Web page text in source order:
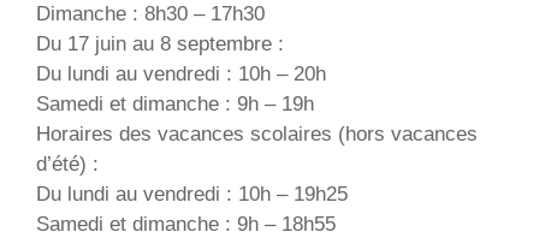
Dimanche : 8h30 – 17h30
Du 17 juin au 8 septembre :
Du lundi au vendredi : 10h – 20h
Samedi et dimanche : 9h – 19h
Horaires des vacances scolaires (hors vacances
d’été) :
Du lundi au vendredi : 10h – 19h25
Samedi et dimanche : 9h – 18h55